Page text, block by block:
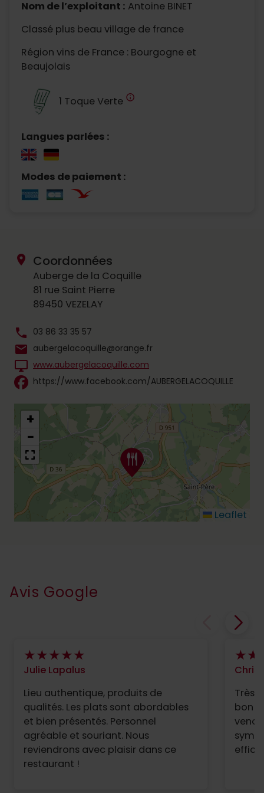
Nom de l’exploitant : Antoine BINET
Classé plus beau village de france
Région vins de France : Bourgogne et
Beaujolais
1 Toque Verte info
Langues parlées :
Modes de paiement :
location_on Coordonnées
Auberge de la Coquille
81 rue Saint Pierre
89450 VEZELAY
phone 03 86 33 35 57
mail aubergelacoquille@orange.fr
desktop_windows www.aubergelacoquille.com
https://www.facebook.com/AUBERGELACOQUILLE
+
−
Leaflet
Avis Google
Julie Lapalus
Lieu authentique, produits de
qualités. Les plats sont abordables
et bien présentés. Personnel
agréable et souriant. Nous
reviendrons avec plaisir dans ce
restaurant !
Très
bon